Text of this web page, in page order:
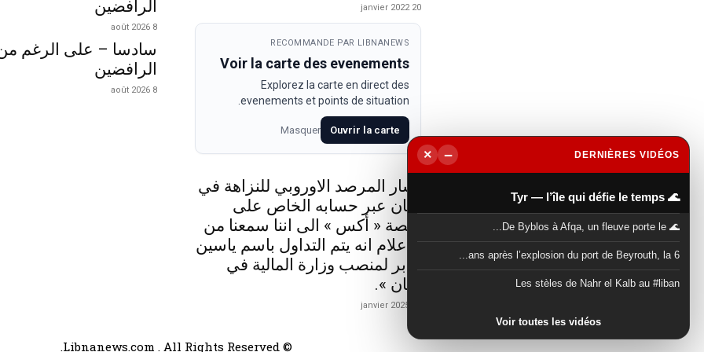
الرافضين
8 août 2026
سادسا – على الرغم
الرافضين
8 août 2026
20 janvier 2022
RECOMMANDE PAR LIBNANEWS
Voir la carte des evenements
Explorez la carte en direct des
evenements et points de situation.
Ouvrir la carte
Masquer
أشار المرصد الاوروبي للنزاهة في
لبنان عبر حسابه الخاص على
منصة « أكس » الى اننا سمعنا من
الاعلام انه يتم التداول باسم ياسين
جابر لمنصب وزارة المالية في
لبنان ».
© Libnanews.com . All Rights Reserved.
DERNIÈRES VIDÉOS
−
×
🌊 Tyr — l’île qui défie le temps
🌊 De Byblos à Afqa, un fleuve porte le...
6 ans après l’explosion du port de Beyrouth, la...
Les stèles de Nahr el Kalb au #liban
Voir toutes les vidéos